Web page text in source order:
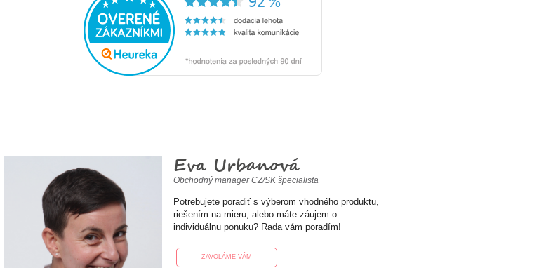
Eva Urbanová
Obchodný manager CZ/SK špecialista
Potrebujete poradiť s výberom vhodného produktu,
riešením na mieru, alebo máte záujem o
individuálnu ponuku? Rada vám poradím!
ZAVOLÁME VÁM